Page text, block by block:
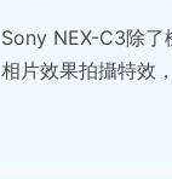
Sony NEX-C3除了
相片效果拍攝特效